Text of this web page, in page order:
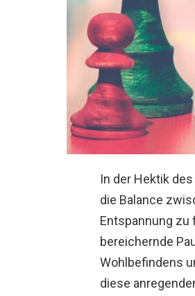
In der Hektik
die Balance
Entspannung zu
bereichernde
Wohlbefindens
diese